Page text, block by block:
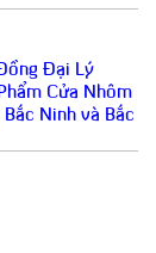
Đại Lý
Cửa Nhôm
Ninh và Bắc